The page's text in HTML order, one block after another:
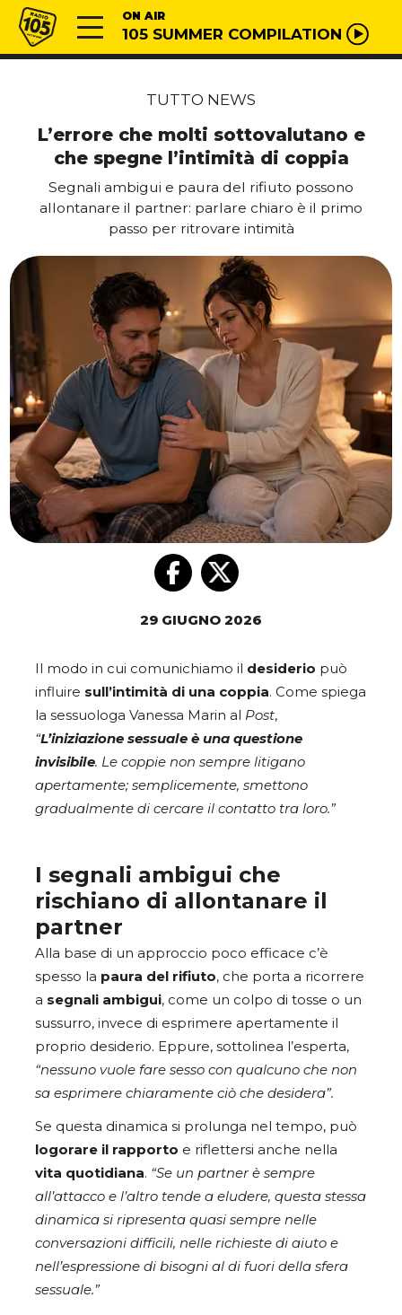
Vai al contenuto
Radio 105 ON AIR
105 SUMMER COMPILATION
TUTTO NEWS
L’errore che molti sottovalutano e
che spegne l’intimità di coppia
Segnali ambigui e paura del rifiuto possono
allontanare il partner: parlare chiaro è il primo
passo per ritrovare intimità
29 GIUGNO 2026
Il modo in cui comunichiamo il desiderio può
influire sull’intimità di una coppia. Come spiega
la sessuologa Vanessa Marin al Post,
“L’iniziazione sessuale è una questione
invisibile. Le coppie non sempre litigano
apertamente; semplicemente, smettono
gradualmente di cercare il contatto tra loro.”
I segnali ambigui che
rischiano di allontanare il
partner
Alla base di un approccio poco efficace c’è
spesso la paura del rifiuto, che porta a ricorrere
a segnali ambigui, come un colpo di tosse o un
sussurro, invece di esprimere apertamente il
proprio desiderio. Eppure, sottolinea l’esperta,
“nessuno vuole fare sesso con qualcuno che non
sa esprimere chiaramente ciò che desidera”.
Se questa dinamica si prolunga nel tempo, può
logorare il rapporto e riflettersi anche nella
vita quotidiana. “Se un partner è sempre
all’attacco e l’altro tende a eludere, questa stessa
dinamica si ripresenta quasi sempre nelle
conversazioni difficili, nelle richieste di aiuto e
nell’espressione di bisogni al di fuori della sfera
sessuale.”